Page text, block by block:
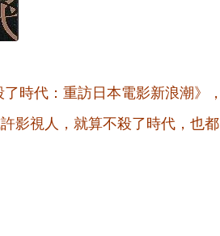
時代：重訪日本電影新浪潮》，
影視人，就算不殺了時代，也都